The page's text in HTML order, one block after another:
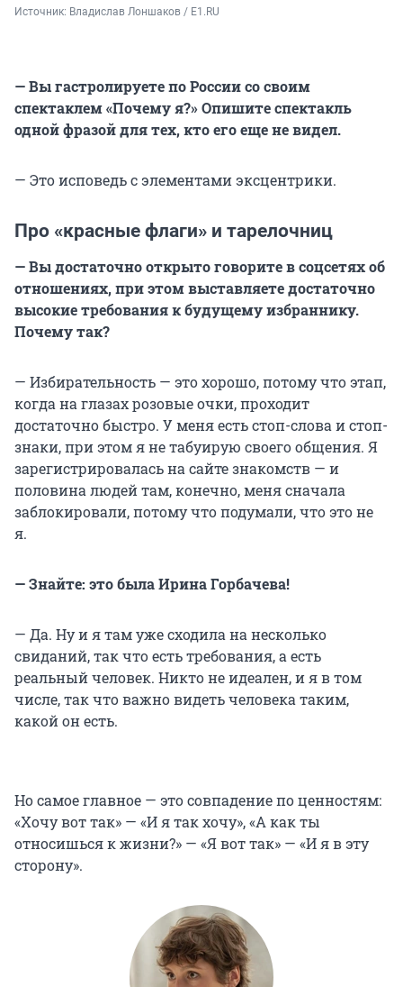
Источник: Владислав Лоншаков / E1.RU
— Вы гастролируете по России со своим
спектаклем «Почему я?» Опишите спектакль
одной фразой для тех, кто его еще не видел.
— Это исповедь с элементами эксцентрики.
Про «красные флаги» и тарелочниц
— Вы достаточно открыто говорите в соцсетях об
отношениях, при этом выставляете достаточно
высокие требования к будущему избраннику.
Почему так?
— Избирательность — это хорошо, потому что этап,
когда на глазах розовые очки, проходит
достаточно быстро. У меня есть стоп-слова и стоп-
знаки, при этом я не табуирую своего общения. Я
зарегистрировалась на сайте знакомств — и
половина людей там, конечно, меня сначала
заблокировали, потому что подумали, что это не
я.
— Знайте: это была Ирина Горбачева!
— Да. Ну и я там уже сходила на несколько
свиданий, так что есть требования, а есть
реальный человек. Никто не идеален, и я в том
числе, так что важно видеть человека таким,
какой он есть.
Но самое главное — это совпадение по ценностям:
«Хочу вот так» — «И я так хочу», «А как ты
относишься к жизни?» — «Я вот так» — «И я в эту
сторону».